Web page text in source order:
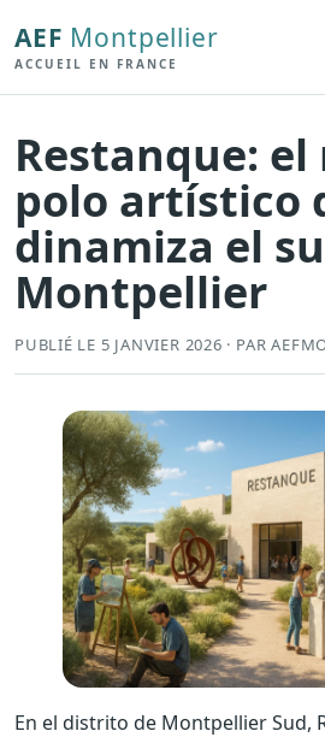
AEF Montpellier
ACCUEIL EN FRANCE
Restanque: el
polo artístico
dinamiza el
Montpellier
PUBLIÉ LE 5 JANVIER 2026 · PAR
En el distrito de Montpellier Sud,